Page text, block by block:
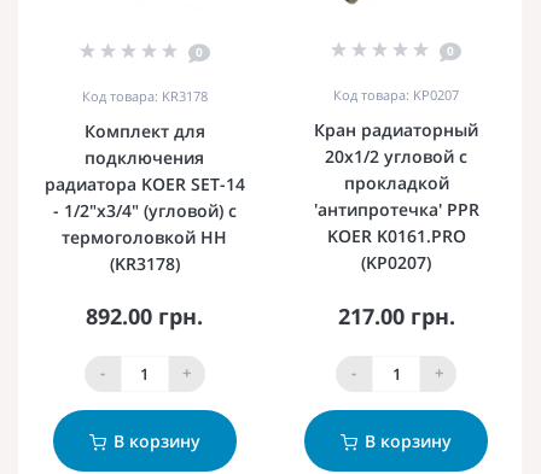
0
Код товара: KR3178
Комплект для
подключения
радиатора KOER SET-14
- 1/2"x3/4" (угловой) с
термоголовкой НН
(KR3178)
892.00 грн.
- +
В корзину
0
Код товара: KP0207
Кран радиаторный
20x1/2 угловой с
прокладкой
'антипротечка' PPR
KOER K0161.PRO
(KP0207)
217.00 грн.
- +
В корзину